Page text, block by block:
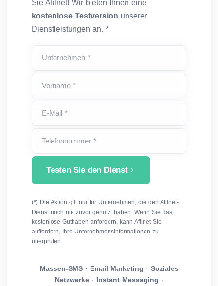
Sie Afilnet! Wir bieten Ihnen eine
kostenlose Testversion unserer
Dienstleistungen an. *
Unternehmen *
Vorname *
E-Mail *
Telefonnummer *
Testen Sie den Dienst
(*) Die Aktion gilt nur für Unternehmen, die den Afilnet-
Dienst noch nie zuvor genutzt haben. Wenn Sie das
kostenlose Guthaben anfordern, kann Afilnet Sie
auffordern, Ihre Unternehmensinformationen zu
überprüfen
Massen-SMS· Email Marketing · Soziales
Netzwerke· Instant Messaging ·